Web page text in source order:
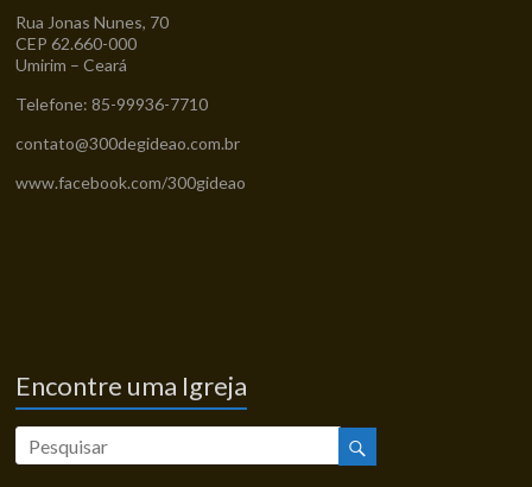
Rua Jonas Nunes, 70
CEP 62.660-000
Umirim – Ceará
Telefone: 85-99936-7710
contato@300degideao.com.br
www.facebook.com/300gideao
Encontre uma Igreja